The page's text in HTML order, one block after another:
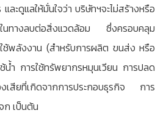
ะดูแลให้มั่นใจว่า บริษัทฯจะไม่สร้างหรือ
ในทางลบต่อสิ่งแวดล้อม ซึ่งครอบคลุม
ช้พลังงาน (สำหรับการผลิต ขนส่ง หรือ
น้ำ การใช้ทรัพยากรหมุนเวียน การปลด
งเสียที่เกิดจากการประกอบธุรกิจ การ
ก เป็นต้น